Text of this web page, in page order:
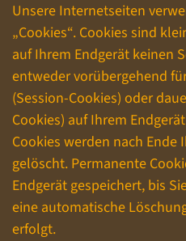
Unsere Internetseiten
„Cookies“. Cookies sind
auf Ihrem Endgerät keinen
entweder vorübergehend
(Session-Cookies) oder
Cookies) auf Ihrem
Cookies werden nach
gelöscht. Permanente
Endgerät gespeichert, bis
eine automatische
erfolgt.